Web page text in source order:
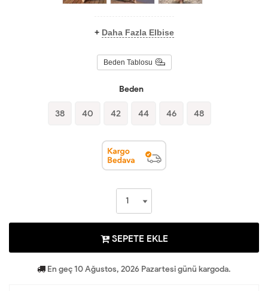
+ Daha Fazla Elbise
Beden Tablosu
Beden
38 40 42 44 46 48
SEPETE EKLE
En geç 10 Ağustos, 2026 Pazartesi günü kargoda.